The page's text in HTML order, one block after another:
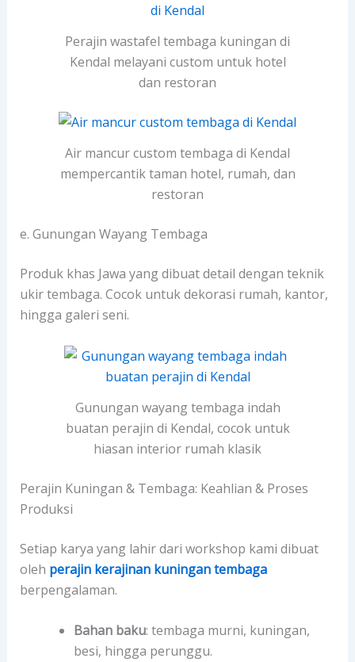
Perajin wastafel tembaga kuningan di
Kendal melayani custom untuk hotel
dan restoran
Air mancur custom tembaga di Kendal
mempercantik taman hotel, rumah, dan
restoran
e. Gunungan Wayang Tembaga
Produk khas Jawa yang dibuat detail dengan teknik
ukir tembaga. Cocok untuk dekorasi rumah, kantor,
hingga galeri seni.
Gunungan wayang tembaga indah
buatan perajin di Kendal, cocok untuk
hiasan interior rumah klasik
Perajin Kuningan & Tembaga: Keahlian & Proses
Produksi
Setiap karya yang lahir dari workshop kami dibuat
oleh perajin kerajinan kuningan tembaga
berpengalaman.
Bahan baku: tembaga murni, kuningan,
besi, hingga perunggu.